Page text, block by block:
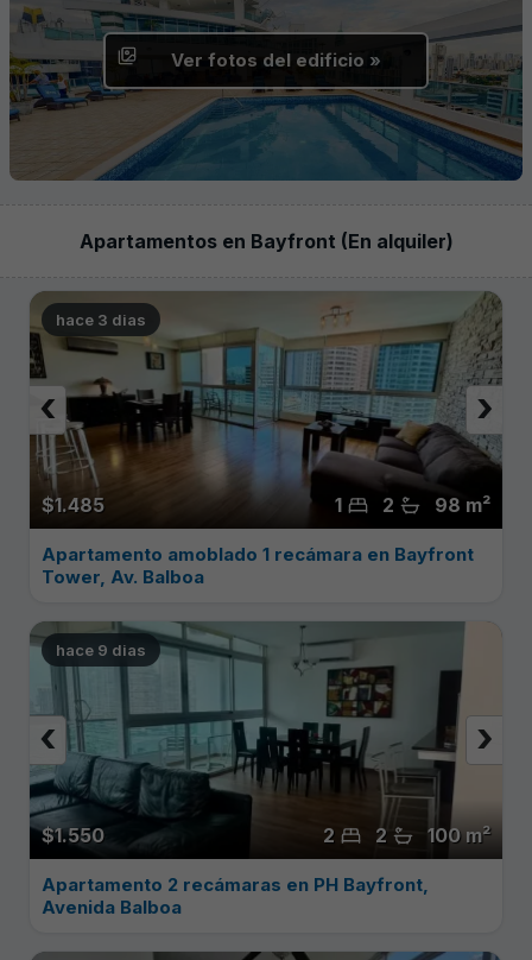
Ver fotos del edificio »
Apartamentos en Bayfront (En alquiler)
hace 3 dias
$1.485 98 m²
2
1
›
‹
Apartamento amoblado 1 recámara en Bayfront
Tower, Av. Balboa
hace 9 dias
$1.550 100 m²
2
2
›
‹
Apartamento 2 recámaras en PH Bayfront,
Avenida Balboa